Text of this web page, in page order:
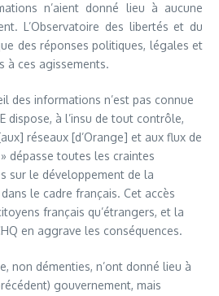
n’aient donné lieu à aucune
L’Observatoire des libertés et du
des réponses politiques, légales et
à ces agissements.
des informations n’est pas connue
dispose, à l’insu de tout contrôle,
réseaux [d’Orange] et aux flux de
dépasse toutes les craintes
sur le développement de la
le cadre français. Cet accès
français qu’étrangers, et la
en aggrave les conséquences.
non démenties, n’ont donné lieu à
gouvernement, mais